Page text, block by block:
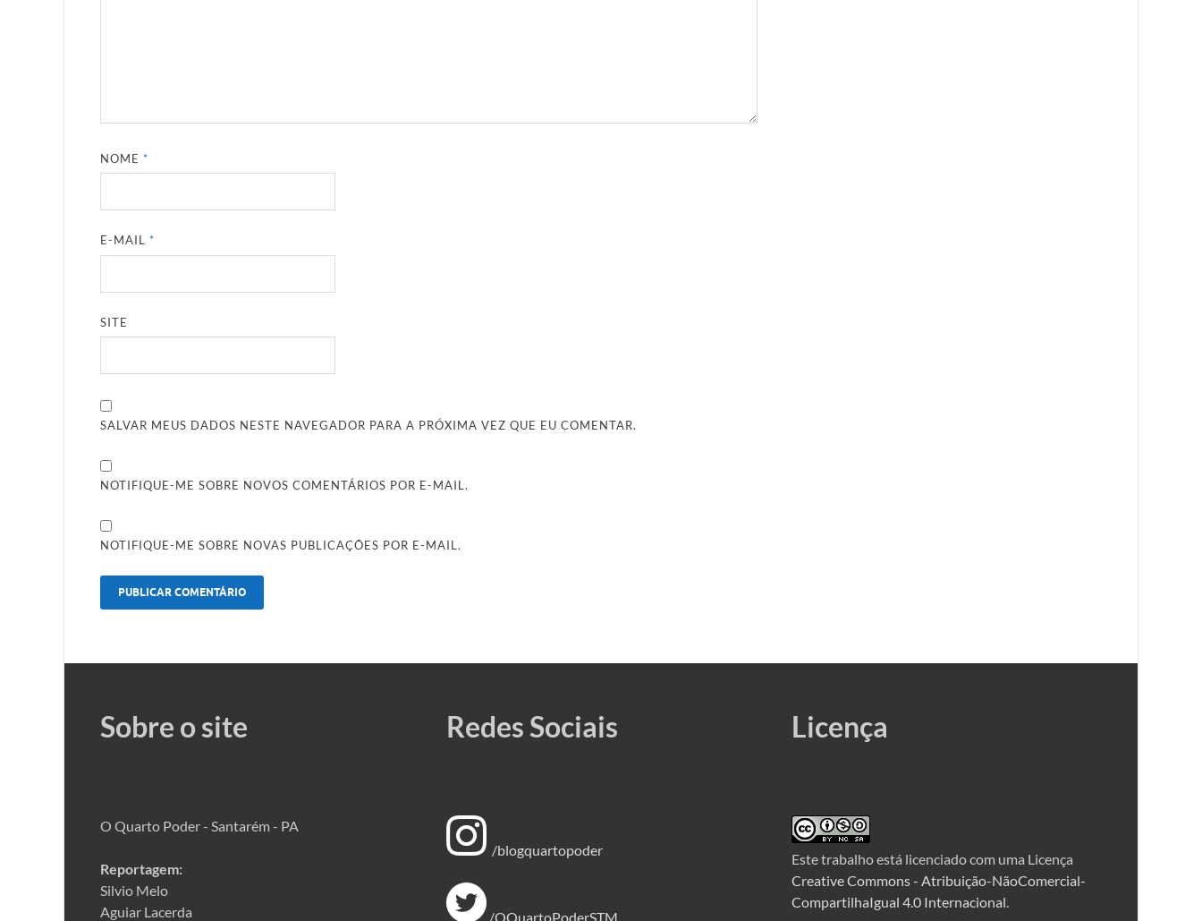
NOME*
E-MAIL*
SITE
SALVAR MEUS DADOS NESTE NAVEGADOR PARA A PRÓXIMA VEZ QUE EU COMENTAR.
NOTIFIQUE-ME SOBRE NOVOS COMENTÁRIOS POR E-MAIL.
NOTIFIQUE-ME SOBRE NOVAS PUBLICAÇÕES POR E-MAIL.
Sobre o site
O Quarto Poder - Santarém - PA
Reportagem:
Silvio Melo
Aguiar Lacerda
Redes Sociais
/blogquartopoder
/OQuartoPoderSTM
Licença
Este trabalho está licenciado com uma Licença
Creative Commons - Atribuição-NãoComercial-
CompartilhaIgual 4.0 Internacional.